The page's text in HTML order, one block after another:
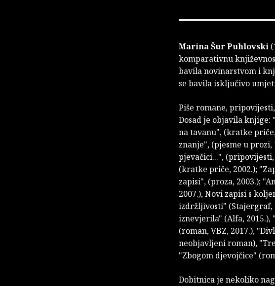
Marina Šur Puhlovski
komparativnu
bavila novinarstvom i
se bavila isključivo
Piše romane,
Dosad je objavila knjige:
na tavanu", (kratke
znanje", (pjesme u
pjevačici...",
(kratke priče, 2002.);
zapisi", (proza, 2003.);
2007.), Novi zapisi s
izdržljivosti" (Stajergraf,
iznevjerila" (Alfa,
(roman, VBZ, 2017.),
neobjavljeni roman),
"Zbogom djevojčice"
Dobitnica je nekoliko